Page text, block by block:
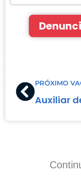
Prev
PRÓXIMO